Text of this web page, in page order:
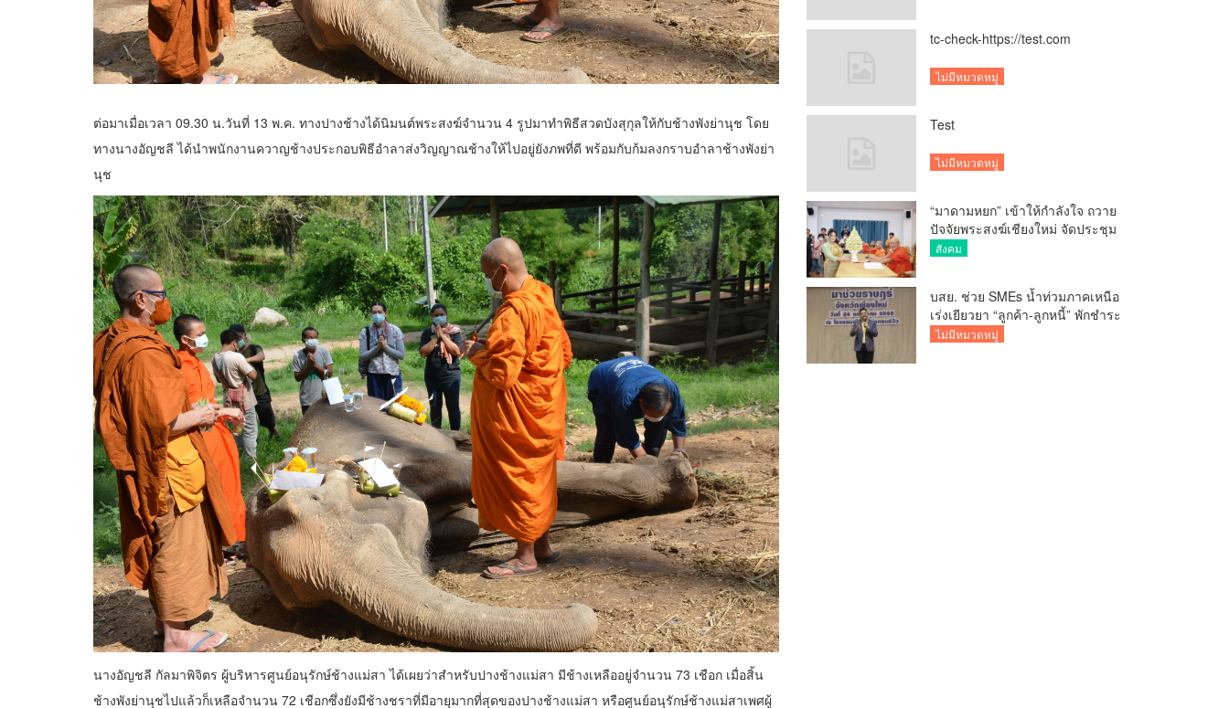
ต่อมาเมื่อเวลา 09.30 น.วันที่ 13 พ.ค. ทางปางช้างได้นิมนต์พระสงฆ์จำนวน 4 รูปมาทำพิธีสวดบังสุกุลให้กับช้างพังย่านุช โดย
ทางนางอัญชลี ได้นำพนักงานควาญช้างประกอบพิธีอำลาส่งวิญญาณช้างให้ไปอยู่ยังภพที่ดี พร้อมกับก้มลงกราบอำลาช้างพังย่า
นุช
นางอัญชลี กัลมาพิจิตร ผู้บริหารศูนย์อนุรักษ์ช้างแม่สา ได้เผยว่าสำหรับปางช้างแม่สา มีช้างเหลืออยู่จำนวน 73 เชือก เมื่อสิ้น
ช้างพังย่านุชไปแล้วก็เหลือจำนวน 72 เชือกซึ่งยังมีช้างชราที่มีอายุมากที่สุดของปางช้างแม่สา หรือศูนย์อนุรักษ์ช้างแม่สาเพศผู้
tc-check-https://test.com
ไม่มีหมวดหมู่
Test
ไม่มีหมวดหมู่
“มาดามหยก” เข้าให้กำลังใจ ถวาย
ปัจจัยพระสงฆ์เชียงใหม่ จัดประชุม
ทำบัญชีรายรับรายจ่ายของวัด กว่า
สังคม
บสย. ช่วย SMEs น้ำท่วมภาคเหนือ
เร่งเยียวยา “ลูกค้า-ลูกหนี้” พักชำระ
ค่าธรรมเนียม-ค่างวด
ไม่มีหมวดหมู่